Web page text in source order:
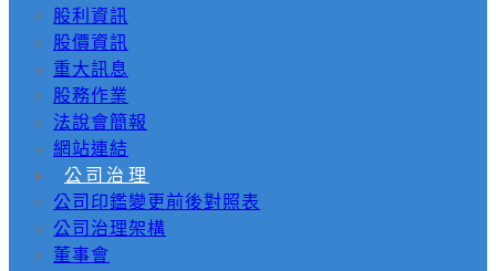
股利資訊
股價資訊
重大訊息
股務作業
法說會簡報
網站連結
公司治理
公司印鑑變更前後對照表
公司治理架構
董事會